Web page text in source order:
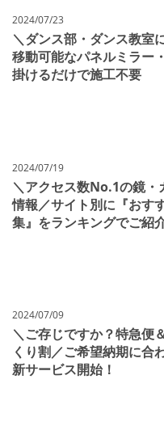
＼ダンス部・ダンス教室
移動可能なパネルミラー
掛けるだけで施工不要
2024/07/23
＼アクセス数No.1の鏡・
情報／サイト別に『おす
集』をランキングでご紹
2024/07/19
＼ご存じですか？特急便
くり割／ご希望納期に合
新サービス開始！
2024/07/09